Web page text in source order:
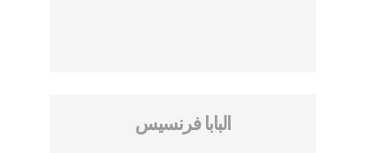
البابا فرنسيس